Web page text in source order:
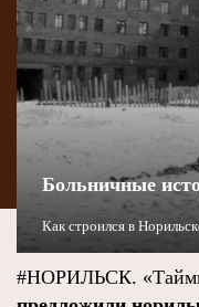
Больничные
Как строился в
#НОРИЛЬСК.